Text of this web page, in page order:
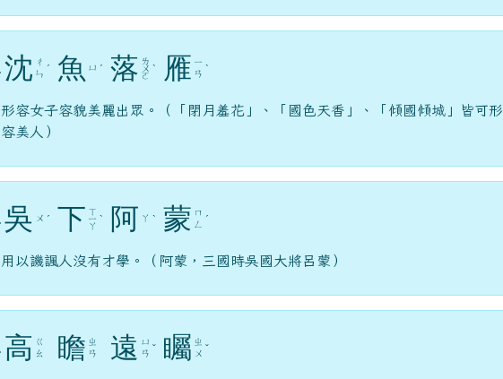
沈 ㄔ
ㄣ ˊ 魚 ㄩ ˊ 落 ㄌ
ㄨ
ㄛ
ˋ 雁 ㄧ
ㄢ ˋ
形容女子容貌美麗出眾。（「閉月羞花」、「國色天香」、「傾國傾城」皆可形
容美人）
吳 ㄨ ˊ 下 ㄒ
ㄧ
ㄚ
ˋ 阿 ㄚ ˋ 蒙 ㄇ
ㄥ
ˊ
用以譏諷人沒有才學。（阿蒙，三國時吳國大將呂蒙）
高 ㄍ
ㄠ
瞻 ㄓ
ㄢ
遠 ㄩ
ㄢ ˇ 矚 ㄓ
ㄨ ˇ